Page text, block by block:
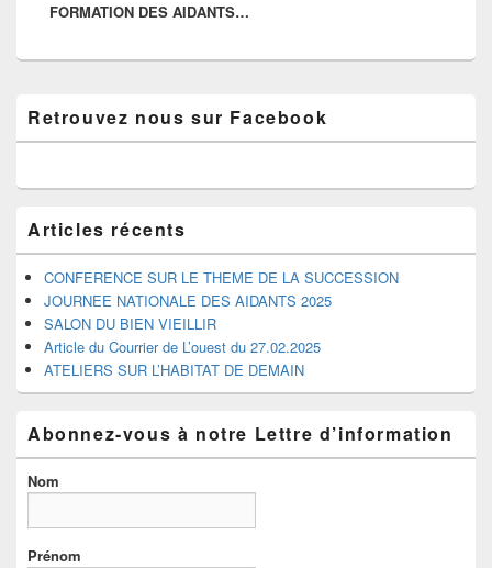
suivant :
FORMATION DES AIDANTS…
principale
de
pour
barre
latérale
Retrouvez nous sur Facebook
Articles récents
CONFERENCE SUR LE THEME DE LA SUCCESSION
JOURNEE NATIONALE DES AIDANTS 2025
SALON DU BIEN VIEILLIR
Article du Courrier de L’ouest du 27.02.2025
ATELIERS SUR L’HABITAT DE DEMAIN
Abonnez-vous à notre Lettre d’information
Nom
Prénom